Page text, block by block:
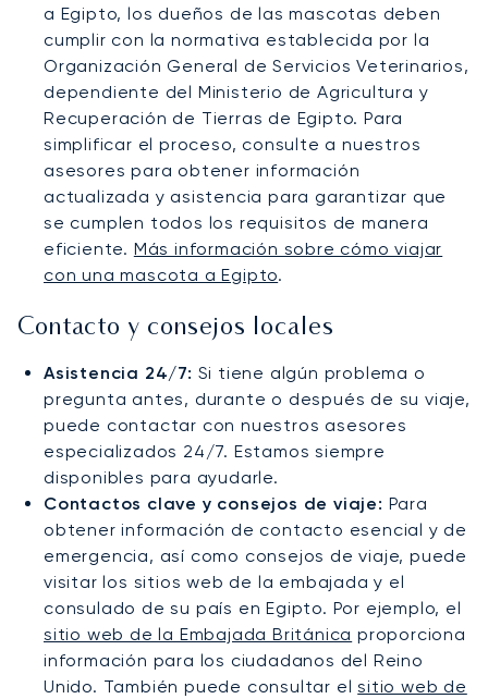
a Egipto, los dueños de las mascotas deben
cumplir con la normativa establecida por la
Organización General de Servicios Veterinarios,
dependiente del Ministerio de Agricultura y
Recuperación de Tierras de Egipto. Para
simplificar el proceso, consulte a nuestros
asesores para obtener información
actualizada y asistencia para garantizar que
se cumplen todos los requisitos de manera
eficiente. Más información sobre cómo viajar
con una mascota a Egipto.
Contacto y consejos locales
Asistencia 24/7: Si tiene algún problema o
pregunta antes, durante o después de su viaje,
puede contactar con nuestros asesores
especializados 24/7. Estamos siempre
disponibles para ayudarle.
Contactos clave y consejos de viaje: Para
obtener información de contacto esencial y de
emergencia, así como consejos de viaje, puede
visitar los sitios web de la embajada y el
consulado de su país en Egipto. Por ejemplo, el
sitio web de la Embajada Británica proporciona
información para los ciudadanos del Reino
Unido. También puede consultar elsitio web de